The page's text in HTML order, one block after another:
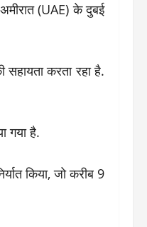
(UAE) के दुबई
करता रहा है.
गया है.
किया, जो करीब 9